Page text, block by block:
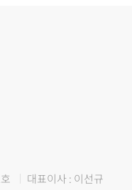
대표이사 : 이선규